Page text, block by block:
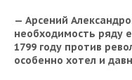
— Арсений
необходимость ряду
1799 году против
особенно хотел и